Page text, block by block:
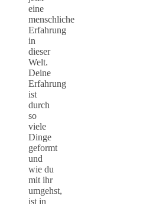
eine
menschliche
Erfahrung
in
dieser
Welt.
Deine
Erfahrung
ist
durch
so
viele
Dinge
geformt
und
wie du
mit ihr
umgehst,
ist in